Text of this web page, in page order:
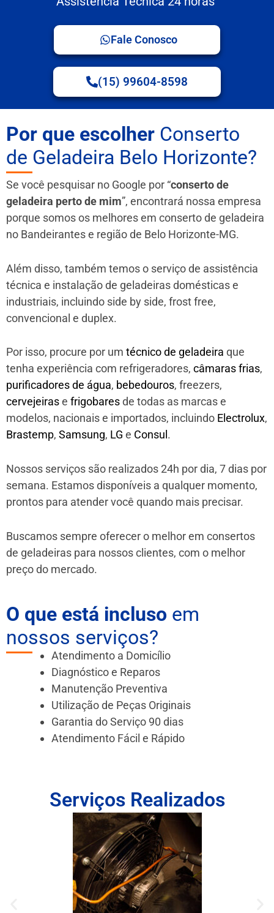
Fale Conosco
(15) 99604-8598
Por que escolher Conserto
de Geladeira Belo Horizonte?
Se você pesquisar no Google por “conserto de
geladeira perto de mim”, encontrará nossa empresa
porque somos os melhores em conserto de geladeira
no Bandeirantes e região de Belo Horizonte-MG.
Além disso, também temos o serviço de assistência
técnica e instalação de geladeiras domésticas e
industriais, incluindo side by side, frost free,
convencional e duplex.
Por isso, procure por um técnico de geladeira que
tenha experiência com refrigeradores, câmaras frias,
purificadores de água, bebedouros, freezers,
cervejeirase frigobaresde todas as marcas e
modelos, nacionais e importados, incluindo Electrolux,
Brastemp, Samsung, LG e Consul .
Nossos serviços são realizados 24h por dia, 7 dias por
semana. Estamos disponíveis a qualquer momento,
prontos para atender você quando mais precisar.
Buscamos sempre oferecer o melhor em consertos
de geladeiras para nossos clientes, com o melhor
preço do mercado.
O que está incluso em
nossos serviços?
Atendimento a Domicílio
Diagnóstico e Reparos
Manutenção Preventiva
Utilização de Peças Originais
Garantia do Serviço 90 dias
Atendimento Fácil e Rápido
Serviços Realizados